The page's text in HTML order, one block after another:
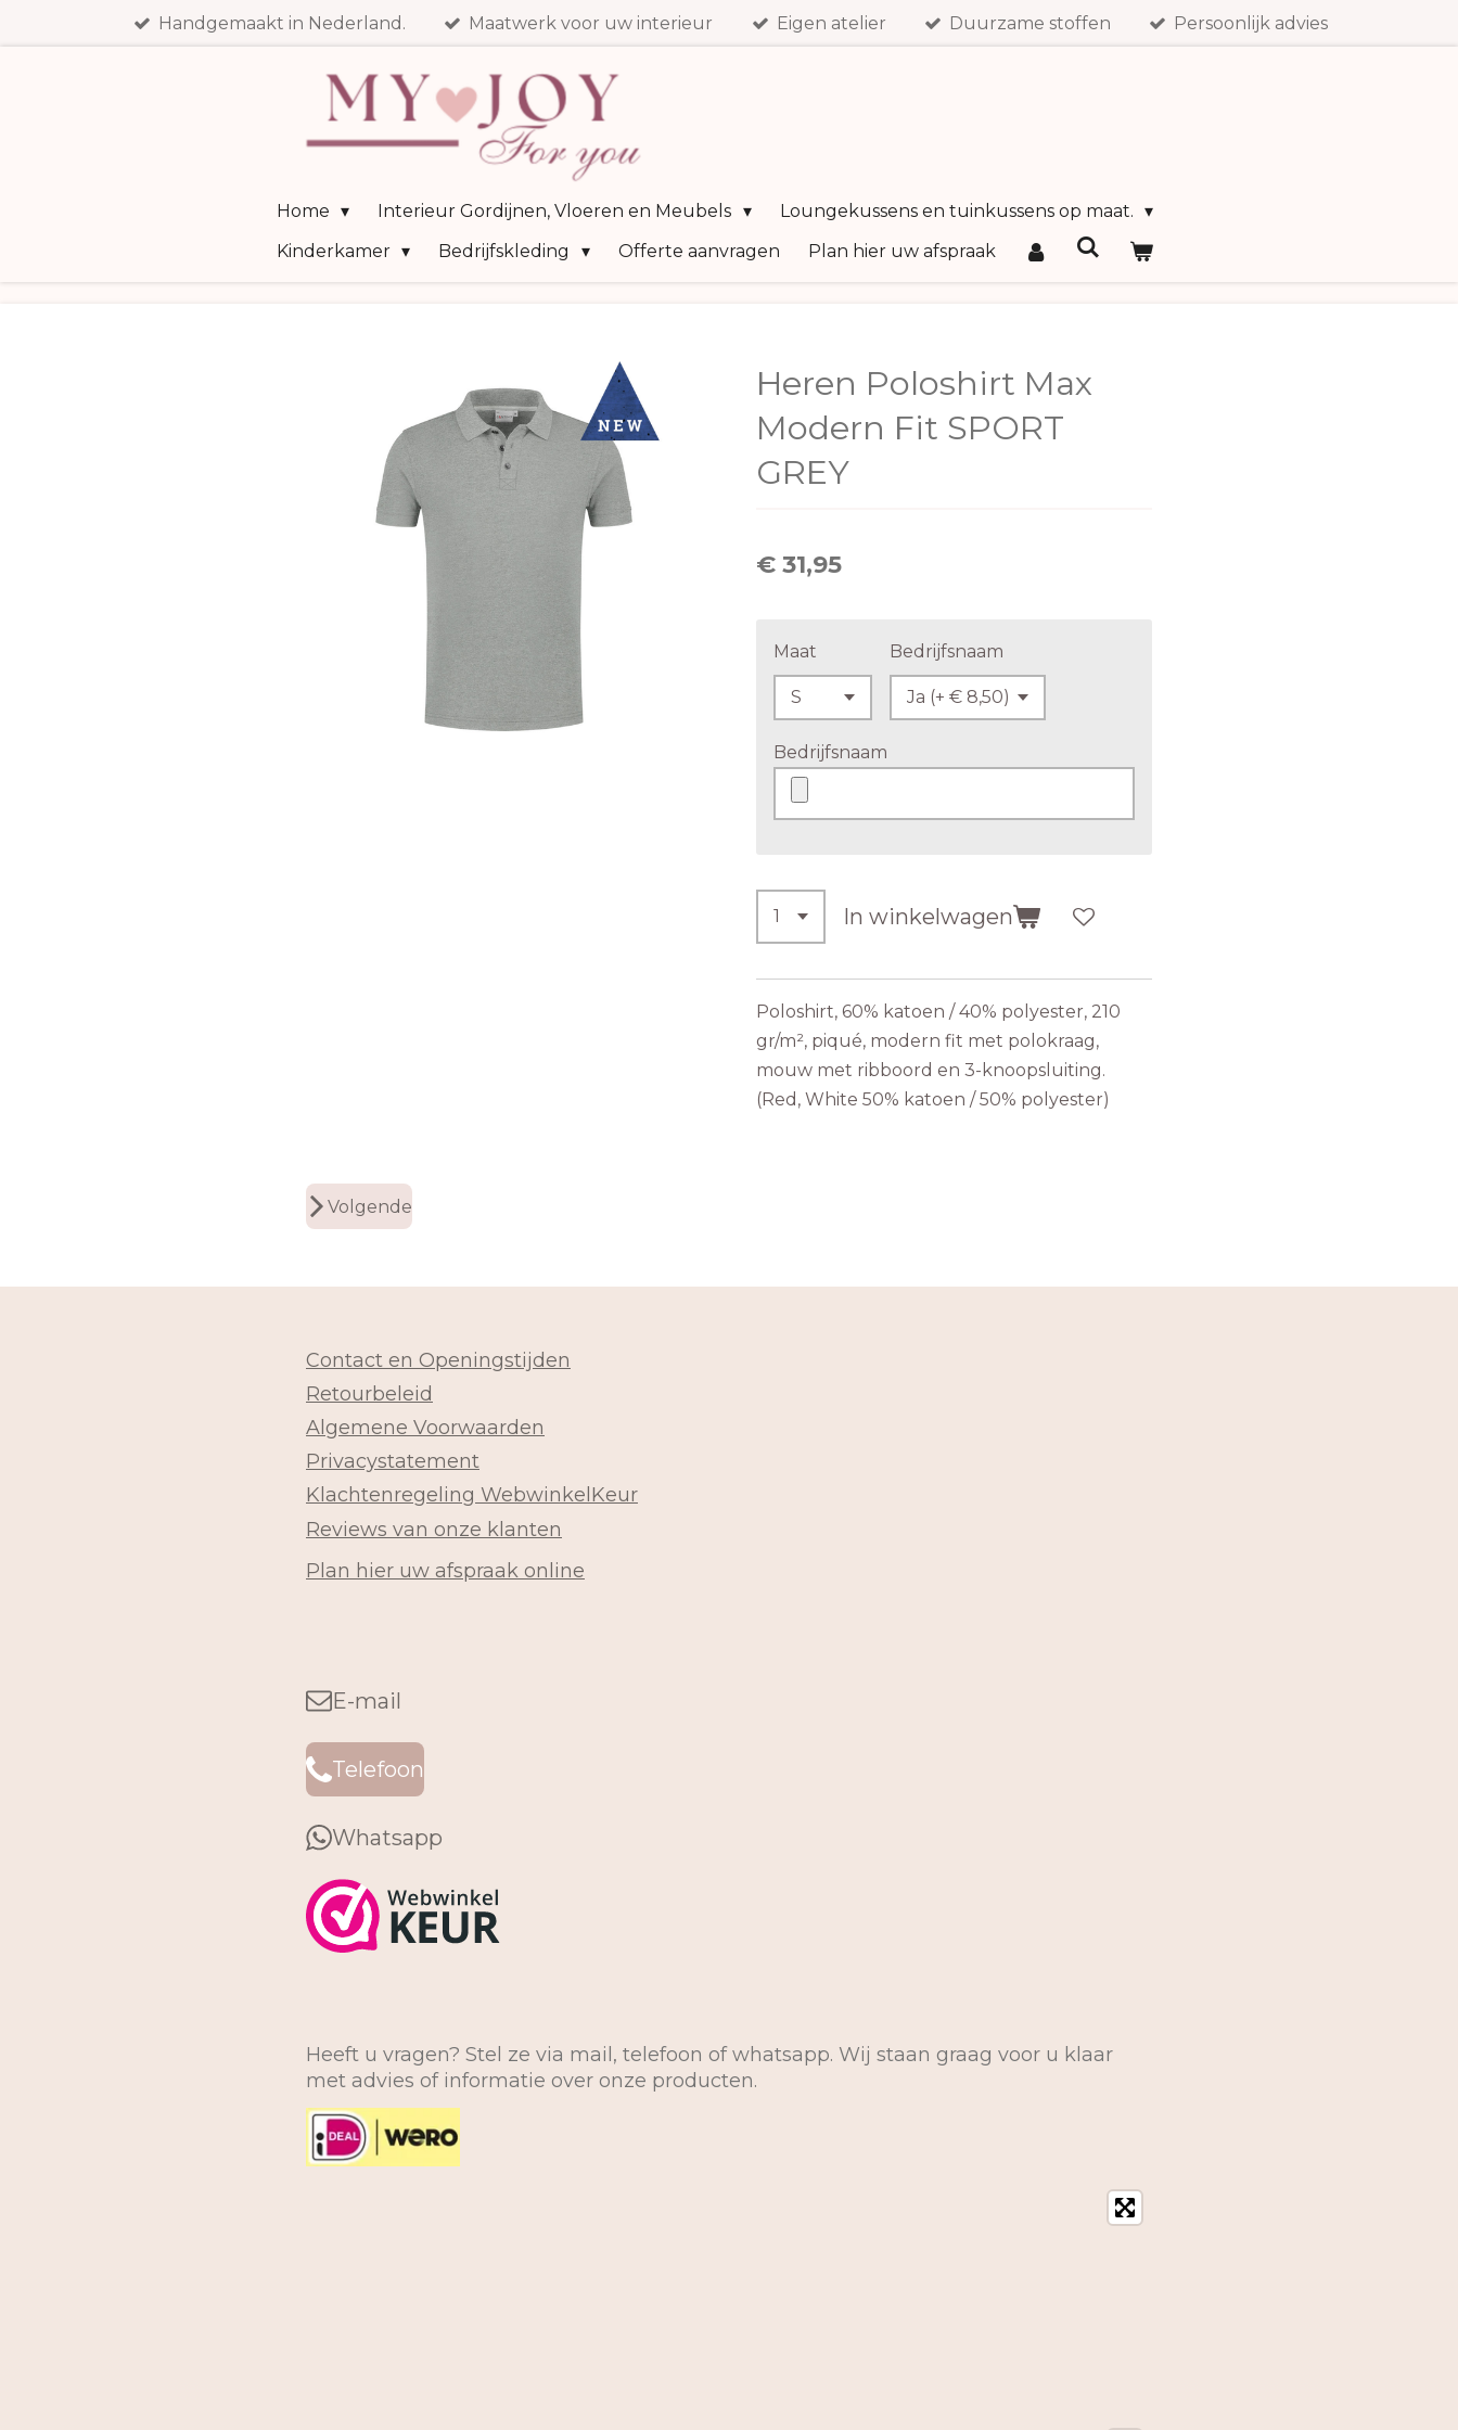
Handgemaakt in Nederland. Maatwerk voor uw interieur Eigen atelier Duurzame stoffen Persoonlijk advies
Home Interieur Gordijnen, Vloeren en Meubels
Loungekussens en tuinkussens op maat.
Kinderkamer
Bedrijfskleding Offerte aanvragen Plan hier uw afspraak
Heren Poloshirt Max
Modern Fit SPORT
GREY
€ 31,95
Maat Bedrijfsnaam
Bedrijfsnaam
In winkelwagen
Poloshirt, 60% katoen / 40% polyester, 210
gr/m², piqué, modern fit met polokraag,
mouw met ribboord en 3-knoopsluiting.
(Red, White 50% katoen / 50% polyester)
Volgende
Contact en Openingstijden
Retourbeleid
Algemene Voorwaarden
Privacystatement
Klachtenregeling WebwinkelKeur
Reviews van onze klanten
Plan hier uw afspraak online
E-mail
Telefoon
Whatsapp
Heeft u vragen? Stel ze via mail, telefoon of whatsapp. Wij staan graag voor u klaar
met advies of informatie over onze producten.